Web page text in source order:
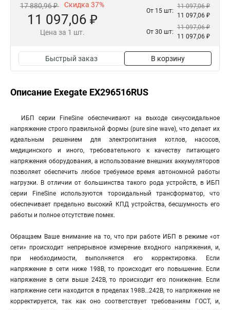
17 880,96 ₽ Скидка 37%
11 097,06 ₽
Цена за 1 шт.
От 15 шт:
11 097,06 ₽
11 097,06 ₽
От 30 шт:
11 097,06 ₽
11 097,06 ₽
Быстрый заказ В корзину
Описание Exegate EX296516RUS
ИБП серии FineSine обеспечивают на выходе синусоидальное
напряжение строго правильной формы (pure sine wave), что делает их
идеальным решением для электропитания котлов, насосов,
медицинского и иного, требовательного к качеству питающего
напряжения оборудования, а использование внешних аккумуляторов
позволяет обеспечить любое требуемое время автономной работы
нагрузки. В отличии от большинства такого рода устройств, в ИБП
серии FineSine используются тороидальный трансформатор, что
обеспечивает предельно высокий КПД устройства, бесшумность его
работы и полное отсутствие помех.
Обращаем Ваше внимание на то, что при работе ИБП в режиме «от
сети» происходит непрерывное измерение входного напряжения, и,
при необходимости, выполняется его корректировка. Если
напряжение в сети ниже 198В, то происходит его повышение. Если
напряжение в сети выше 242В, то происходит его понижение. Если
напряжение сети находится в пределах 198В…242В, то напряжение не
корректируется, так как оно соответствует требованиям ГОСТ, и,